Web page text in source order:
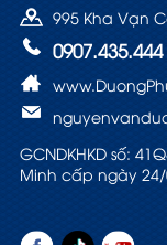
995 Kha Vạn
0907.435.444
GCNDKHKD số:
Minh cấp ngày 24/